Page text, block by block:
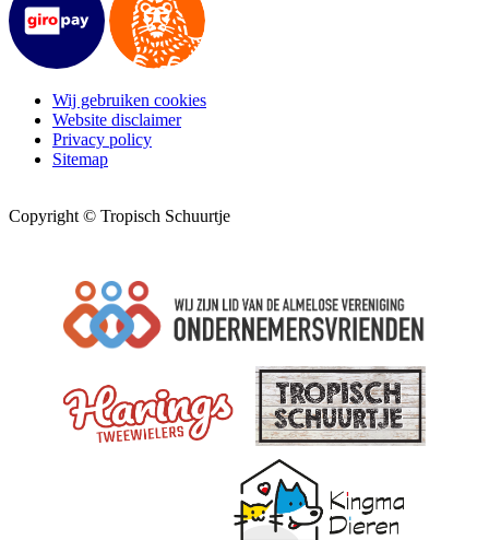
Wij gebruiken cookies
Website disclaimer
Privacy policy
Sitemap
Copyright © Tropisch Schuurtje